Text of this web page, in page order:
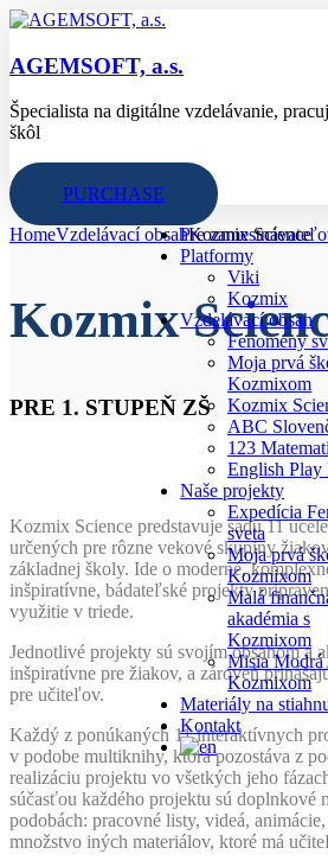
AGEMSOFT, a.s.
Špecialista na digitálne vzdelávanie,
škôl
PURCHASE
Pre
Platformy
Viki
Kozmix
Vzdelávací obsah
Fenomény
Moja prvá
Kozmixom
Kozmix
ABC
123
English Play
Naše projekty
Expedícia
sveta
Moja prvá
Kozmixom
Malá
akadémia s
Kozmixom
Misia Modrá
Kozmixom
Materiály na
Kontakt
HomeVzdelávací obsahKozmix Science
Kozmix
PRE 1. STUPEŇ ZŠ
Kozmix Science predstavuje sadu 11
určených pre rôzne vekové skupiny
základnej školy. Ide o moderné,
inšpiratívne, bádateľské projekty
využitie v triede.
Jednotlivé projekty sú svojím obsahom a
inšpiratívne pre žiakov, a zároveň
pre učiteľov.
Každý z ponúkaných 11 interaktívnych
v podobe multiknihy, ktorá pozostáva z
realizáciu projektu vo všetkých jeho
súčasťou každého projektu sú doplnkové
podobách: pracovné listy, videá,
množstvo iných materiálov, ktoré má